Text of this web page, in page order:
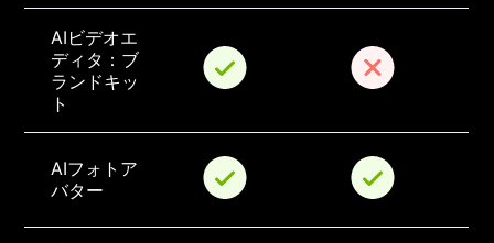
AIビデオエ
ディタ：ブ
ランドキッ
ト
AIフォトア
バター